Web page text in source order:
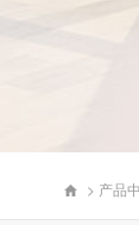
 > 产品